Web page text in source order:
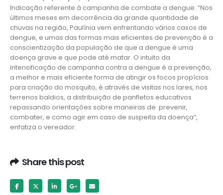
Indicação referente à campanha de combate a dengue. “Nos
últimos meses em decorrência da grande quantidade de
chuvas na região, Paulínia vem enfrentando vários casos de
dengue, e umas das formas mais eficientes de prevenção é a
conscientização da população de que a dengue é uma
doença grave e que pode até matar. O intuito da
intensificação de campanha contra a dengue é a prevenção,
a melhor e mais eficiente forma de atingir os focos propícios
para criação do mosquito, é através de visitas nos lares, nos
terrenos baldios, a distribuição de panfletos educativos
repassando orientações sobre maneiras de prevenir,
combater, e como agir em caso de suspeita da doença”,
enfatiza o vereador.
Share this post